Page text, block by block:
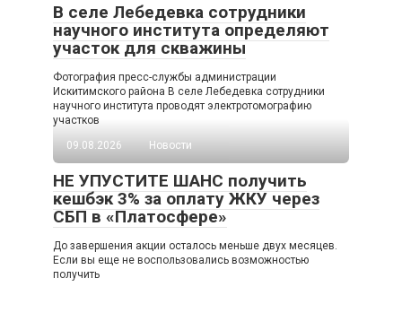
В селе Лебедевка сотрудники
научного института определяют
участок для скважины
Фотография пресс-службы администрации
Искитимского района В селе Лебедевка сотрудники
научного института проводят электротомографию
участков
09.08.2026
Новости
НЕ УПУСТИТЕ ШАНС получить
кешбэк 3% за оплату ЖКУ через
СБП в «Платосфере»
До завершения акции осталось меньше двух месяцев.
Если вы еще не воспользовались возможностью
получить